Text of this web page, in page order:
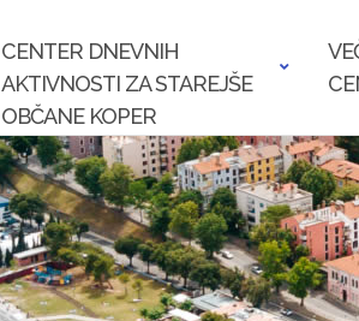
CENTER DNEVNIH
AKTIVNOSTI ZA STAREJŠE
OBČANE KOPER